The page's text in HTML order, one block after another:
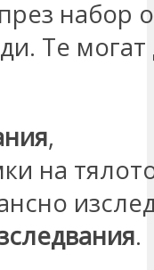
набор
Те могат
,
на
.